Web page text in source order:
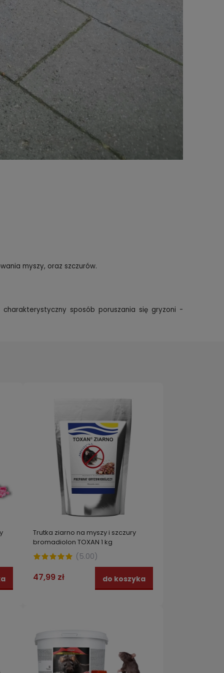
myszy, oraz szczurów.
sposób poruszania się gryzoni -
Trutka ziarno na myszy i szczury
bromadiolon TOXAN 1 kg
(5.00)
47,99 zł do koszyka